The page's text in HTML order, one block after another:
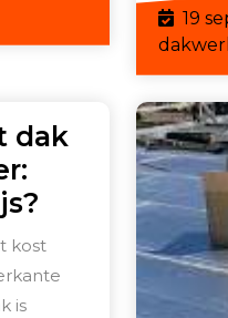
19
dak
Kosten
isolatie
plat
kost
is